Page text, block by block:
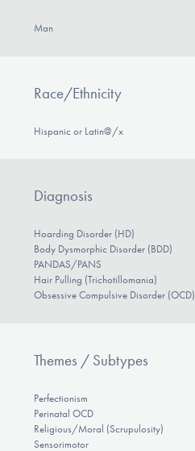
Man
Race/Ethnicity
Hispanic or Latin@/x
Diagnosis
Hoarding Disorder (HD)
Body Dysmorphic Disorder (BDD)
PANDAS/PANS
Hair Pulling (Trichotillomania)
Obsessive Compulsive Disorder (OCD)
Themes / Subtypes
Perfectionism
Perinatal OCD
Religious/Moral (Scrupulosity)
Sensorimotor